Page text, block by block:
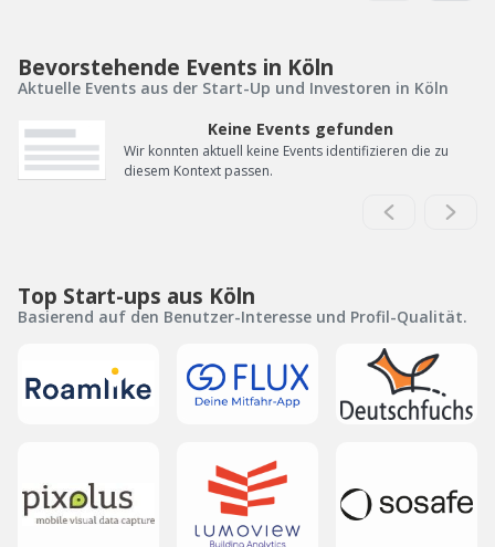
Bevorstehende Events in Köln
Aktuelle Events aus der Start-Up und Investoren in Köln
Keine Events gefunden
Wir konnten aktuell keine Events identifizieren die zu
diesem Kontext passen.
Top Start-ups aus Köln
Basierend auf den Benutzer-Interesse und Profil-Qualität.